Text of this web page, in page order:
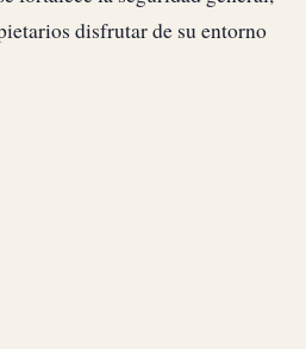
disfrutar de su entorno